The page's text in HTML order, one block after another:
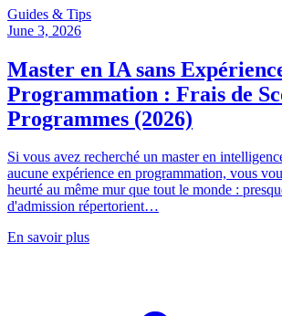
Guides & Tips
June 3, 2026
Master en IA sans
Programmation : Frais de
Programmes (2026)
Si vous avez recherché un master en
aucune expérience en programmation, vous
heurté au même mur que tout le monde :
d'admission répertorient…
En savoir plus